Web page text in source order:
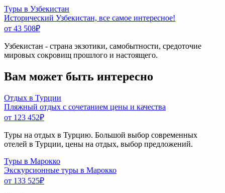
Туры в Узбекистан
Исторический Узбекистан, все самое интересное!
от 43 508₽
Узбекистан - страна экзотики, самобытности, средоточие
мировых сокровищ прошлого и настоящего.
Вам может быть интересно
Отдых в Турции
Пляжный отдых с сочетанием цены и качества
от 123 452₽
Туры на отдых в Турцию. Большой выбор современных
отелей в Турции, цены на отдых, выбор предложений.
Туры в Марокко
Экскурсионные туры в Марокко
от 133 525₽